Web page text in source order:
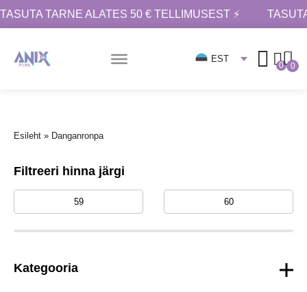
TASUTA TARNE ALATES 50 € TELLIMUSEST ⚡
EST
0 0
Esileht » Danganronpa
Filtreeri hinna järgi
Kategooria